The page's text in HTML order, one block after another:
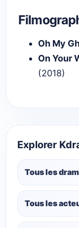
Oh My
On Your
(2018)
Explorer
Tous les
Tous les